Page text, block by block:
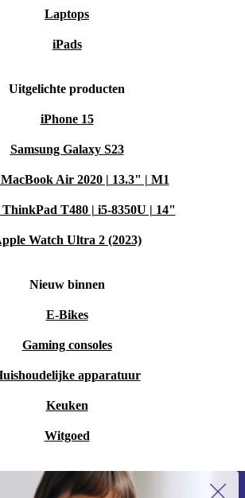
Laptops
iPads
Uitgelichte producten
iPhone 15
Samsung Galaxy S23
Air 2020 | 13.3" | M1
T480 | i5-8350U | 14"
Watch Ultra 2 (2023)
Nieuw binnen
E-Bikes
Gaming consoles
apparatuur
Keuken
Witgoed